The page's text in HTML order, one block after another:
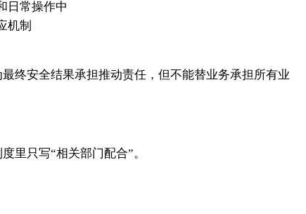
日常操作中
机制
终安全结果承担推动责任，但不能替业务承担所有业
里只写“相关部门配合”。